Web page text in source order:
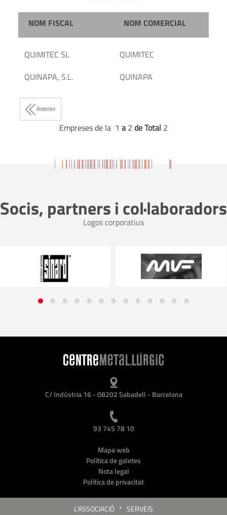
NOM FISCAL NOM COMERCIAL
QUIMITEC SL
QUIMITEC
QUINAPA, S.L.
QUINAPA
Anterior
Empreses de la 1 a2 de Total 2
Socis, partners i col·laboradors
Logos corporatius
C/ Indústria 16 - 08202 Sabadell - Barcelona
93 745 78 10
Mapa web
Política de galetes
Nota legal
Política de privacitat
L'ASSOCIACIÓ * SERVEIS